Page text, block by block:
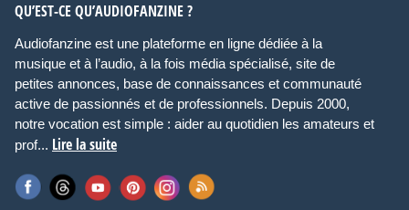
QU’EST-CE QU’AUDIOFANZINE ?
Audiofanzine est une plateforme en ligne dédiée à la
musique et à l’audio, à la fois média spécialisé, site de
petites annonces, base de connaissances et communauté
active de passionnés et de professionnels. Depuis 2000,
notre vocation est simple : aider au quotidien les amateurs et
prof... Lire la suite